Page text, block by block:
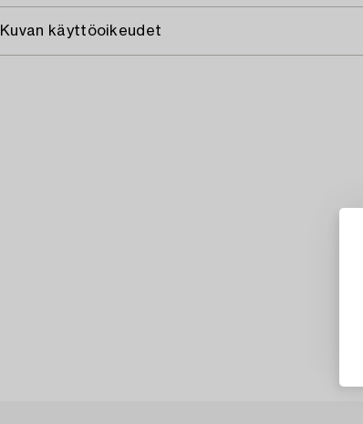
Kuvan käyttöoikeudet